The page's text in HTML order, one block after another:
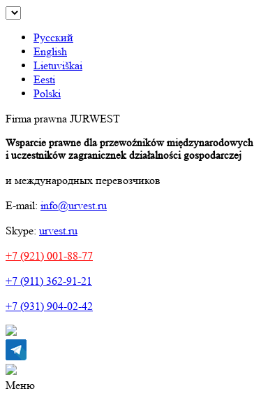
Русский
English
Lietuviškai
Eesti
Polski
Firma prawna JURWEST
Wsparcie prawne dla przewoźników międzynarodowych
i uczestników zagranicznek działalności gospodarczej
и международных перевозчиков
E-mail: info@urvest.ru
Skype: urvest.ru
+7 (921) 001-88-77
+7 (911) 362-91-21
+7 (931) 904-02-42
Меню